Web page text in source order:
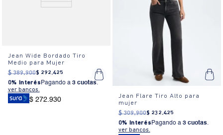
Jean Wide Bordado Tiro
Medio para Mujer
$ 389.900$ 292.425
0% Interés Pagando a 3 cuotas.
ver bancos.
$ 272.930
Jean Flare Tiro Alto para
mujer
$ 309.900$ 232.425
0% Interés Pagando a 3 cuotas.
ver bancos.